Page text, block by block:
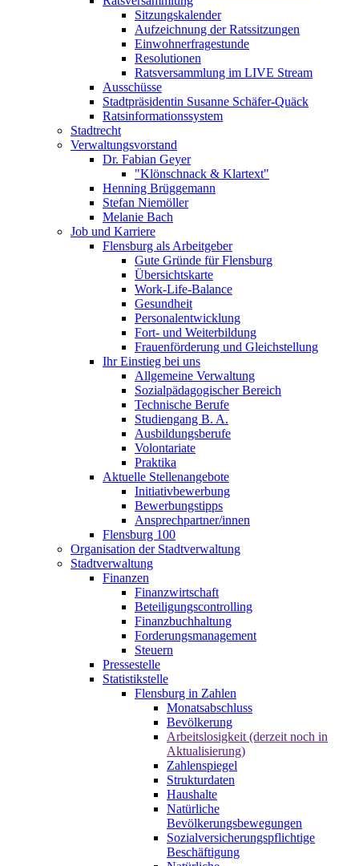
Sitzungskalender
Aufzeichnung der Ratssitzungen
Einwohnerfragestunde
Resolutionen
Ratsversammlung im LIVE Stream
Ausschüsse
Stadtpräsidentin Susanne Schäfer-Quäck
Ratsinformationssystem
Stadtrecht
Verwaltungsvorstand
Dr. Fabian Geyer
"Klönschnack & Klartext"
Henning Brüggemann
Stefan Niemöller
Melanie Bach
Job und Karriere
Flensburg als Arbeitgeber
Gute Gründe für Flensburg
Übersichtskarte
Work-Life-Balance
Gesundheit
Personalentwicklung
Fort- und Weiterbildung
Frauenförderung und Gleichstellung
Ihr Einstieg bei uns
Allgemeine Verwaltung
Sozialpädagogischer Bereich
Technische Berufe
Studiengang B. A.
Ausbildungsberufe
Volontariate
Praktika
Aktuelle Stellenangebote
Initiativbewerbung
Bewerbungstipps
Ansprechpartner/innen
Flensburg 100
Organisation der Stadtverwaltung
Stadtverwaltung
Finanzen
Finanzwirtschaft
Beteiligungscontrolling
Finanzbuchhaltung
Forderungsmanagement
Steuern
Pressestelle
Statistikstelle
Flensburg in Zahlen
Monatsabschluss
Bevölkerung
Arbeitslosigkeit (derzeit noch in
Aktualisierung)
Zahlenspiegel
Strukturdaten
Haushalte
Natürliche
Bevölkerungsbewegungen
Sozialversicherungspflichtige
Beschäftigung